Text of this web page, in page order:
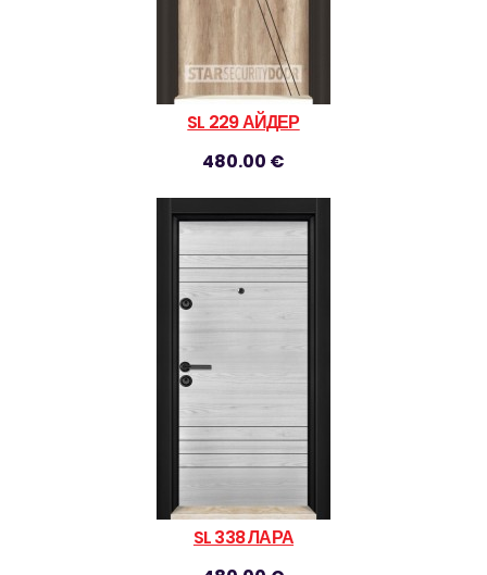
SL 229 АЙДЕР
480.00 €
SL 338 ЛАРА